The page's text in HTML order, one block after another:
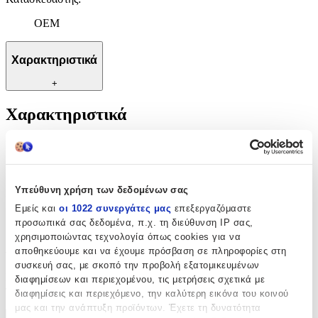
Υπεύθυνη χρήση των δεδομένων σας
Εμείς και οι 1022 συνεργάτες μας επεξεργαζόμαστε
προσωπικά σας δεδομένα, π.χ. τη διεύθυνση IP σας,
χρησιμοποιώντας τεχνολογία όπως cookies για να
αποθηκεύουμε και να έχουμε πρόσβαση σε πληροφορίες στη
συσκευή σας, με σκοπό την προβολή εξατομικευμένων
διαφημίσεων και περιεχομένου, τις μετρήσεις σχετικά με
διαφημίσεις και περιεχόμενο, την καλύτερη εικόνα του κοινού
μας και την ανάπτυξη προϊόντων. Έχετε τη δυνατότητα
OEM
Χαρακτηριστικά
+
Χαρακτηριστικά
Μύτη:
Στρογγυλή
Κατασκευαστής:
OEM
Αξιολογήσεις
Προς το παρόν δεν υπάρχουν άλλες αξιολογήσεις. Όταν
προστεθούν, θα εμφανιστούν εδώ.